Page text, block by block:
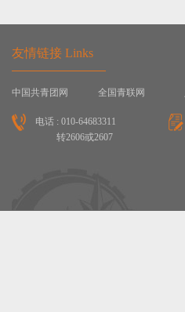
友情链接 Links
中国共青团网 全国青联网
电话 : 010-64683311
转2606或2607